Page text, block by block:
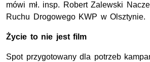
mówi mł. insp. Robert Zalewski
Ruchu Drogowego KWP w Olsztynie.
Życie to nie jest film
Spot przygotowany dla potrzeb